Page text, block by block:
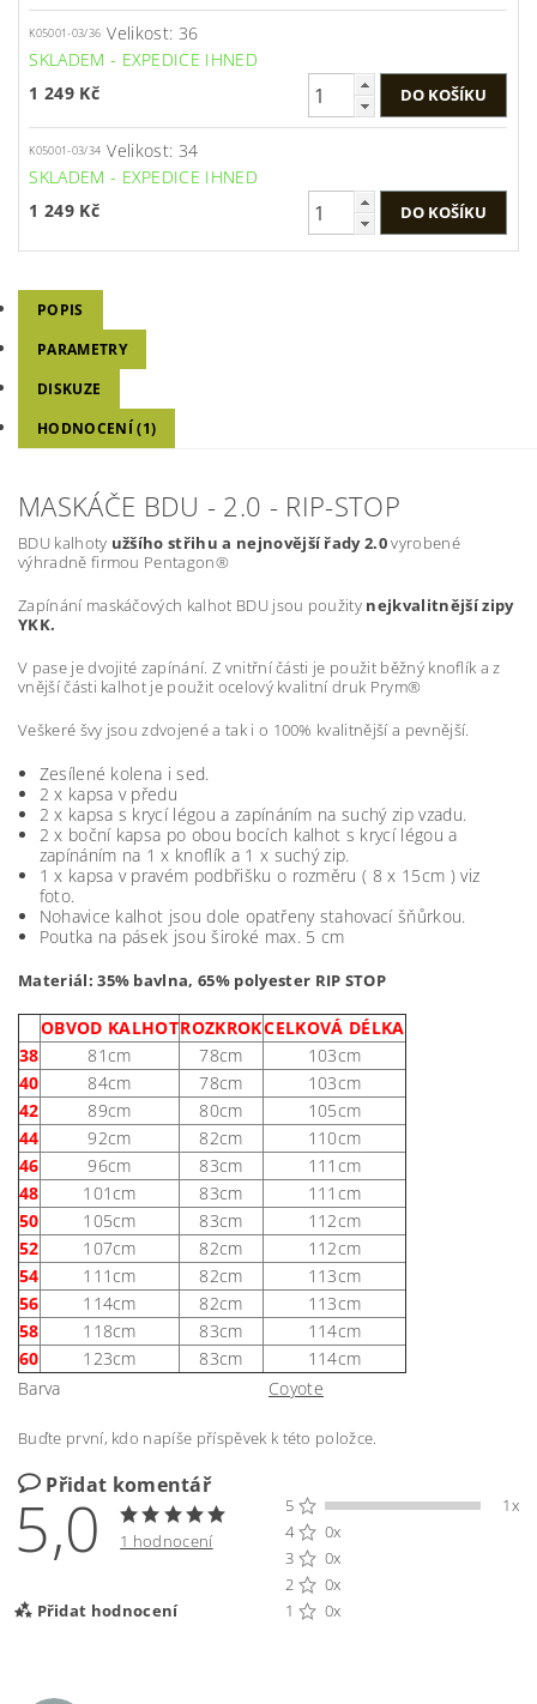
K05001-03/36 Velikost: 36
SKLADEM - EXPEDICE IHNED
1 249 Kč
K05001-03/34 Velikost: 34
SKLADEM - EXPEDICE IHNED
1 249 Kč
POPIS
PARAMETRY
DISKUZE
HODNOCENÍ (1)
MASKÁČE BDU - 2.0 - RIP-STOP
BDU kalhoty užšího střihu a nejnovější řady 2.0vyrobené
výhradně firmou Pentagon®
Zapínání maskáčových kalhot BDU jsou použity nejkvalitnější zipy
YKK.
V pase je dvojité zapínání. Z vnitřní části je použit běžný knoflík a z
vnější části kalhot je použit ocelový kvalitní druk Prym®
Veškeré švy jsou zdvojené a tak i o 100% kvalitnější a pevnější.
Zesílené kolena i sed.
2 x kapsa v předu
2 x kapsa s krycí légou a zapínáním na suchý zip vzadu.
2 x boční kapsa po obou bocích kalhot s krycí légou a
zapínáním na 1 x knoflík a 1 x suchý zip.
1 x kapsa v pravém podbřišku o rozměru ( 8 x 15cm ) viz
foto.
Nohavice kalhot jsou dole opatřeny stahovací šňůrkou.
Poutka na pásek jsou široké max. 5 cm
Materiál: 35% bavlna, 65% polyester RIP STOP
OBVOD KALHOTROZKROKCELKOVÁ DÉLKA
38
81cm 78cm
103cm
40
84cm 78cm
103cm
42
89cm 80cm
105cm
44
92cm 82cm
110cm
46
96cm 83cm
111cm
48
101cm 83cm
111cm
50
105cm 83cm
112cm
52
107cm 82cm
112cm
54
111cm 82cm
113cm
56
114cm 82cm
113cm
58
118cm 83cm
114cm
60
123cm 83cm
114cm
Barva
Coyote
Buďte první, kdo napíše příspěvek k této položce.
Přidat komentář
5,0 1 hodnocení
Přidat hodnocení
5
1x
4
0x
3
0x
2
0x
1
0x